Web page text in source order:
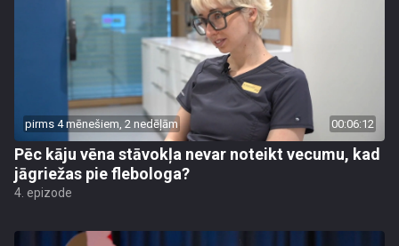
pirms 4 mēnešiem, 2 nedēļām 00:06:12
Pēc kāju vēna stāvokļa nevar noteikt vecumu, kad
jāgriežas pie flebologa?
4. epizode